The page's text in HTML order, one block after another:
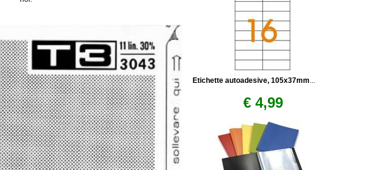
Etichette autoadesive, 105x37mm...
€ 4,99